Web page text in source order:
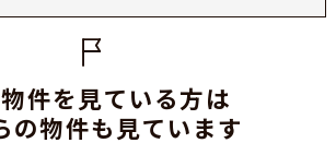
件を見ている方は
の物件も見ています